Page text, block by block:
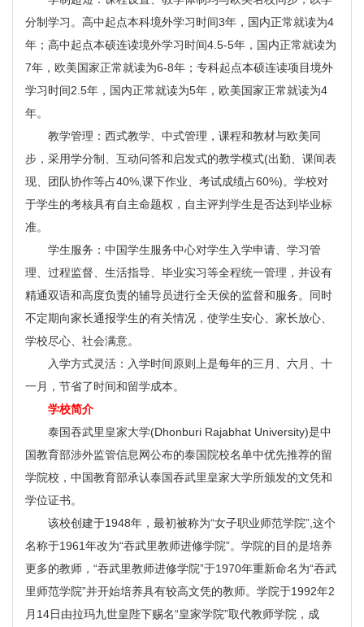
分制学习。高中起点本科境外学习时间3年，国内正常就读为4
年；高中起点本硕连读境外学习时间4.5-5年，国内正常就读为
7年，欧美国家正常就读为6-8年；专科起点本硕连读项目境外
学习时间2.5年，国内正常就读为5年，欧美国家正常就读为4
年。
教学管理：西式教学、中式管理，课程和教材与欧美同
步，采用学分制、互动问答和启发式的教学模式(出勤、课间表
现、团队协作等占40%,课下作业、考试成绩占60%)。学校对
于学生的考核具有自主命题权，自主评判学生是否达到毕业标
准。
学生服务：中国学生服务中心对学生入学申请、学习管
理、过程监督、生活指导、毕业实习等全程统一管理，并设有
精通双语和高度负责的辅导员进行全天侯的监督和服务。同时
不定期向家长通报学生的有关情况，使学生安心、家长放心、
学校尽心、社会满意。
入学方式灵活：入学时间原则上是每年的三月、六月、十
一月，节省了时间和留学成本。
学校简介
泰国吞武里皇家大学(Dhonburi Rajabhat University)是中
国教育部涉外监管信息网公布的泰国院校名单中优先推荐的留
学院校，中国教育部承认泰国吞武里皇家大学所颁发的文凭和
学位证书。
该校创建于1948年，最初被称为“女子职业师范学院”,这个
名称于1961年改为“吞武里教师进修学院”。学院的目的是培养
更多的教师，“吞武里教师进修学院”于1970年重新命名为“吞武
里师范学院”并开始培养具有较高文凭的教师。学院于1992年2
月14日由拉玛九世皇陛下赐名“皇家学院”取代教师学院，成